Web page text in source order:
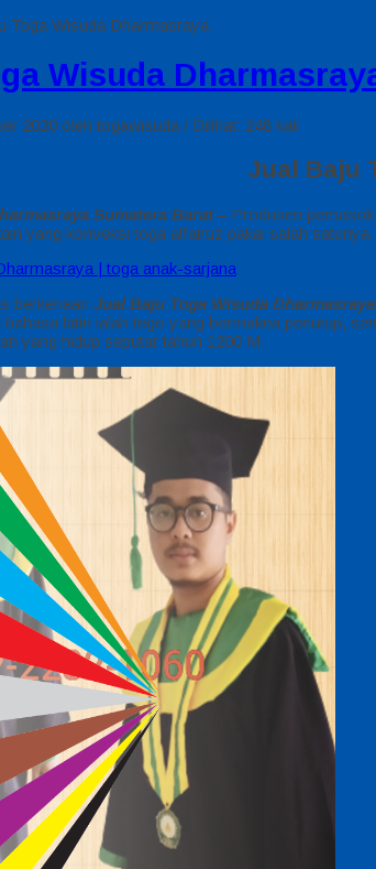
Toga Wisuda Dharmasraya
Wisuda
2020 oleh togawisuda / Dilihat: 248 kali
Jual Baju
Sumatera Barat – Produsen
yang konveksi toga alfairuz pakai salah
berkenaan Jual Baju Toga Wisuda
latin ialah tego yang bermakna penutup,
yang hidup seputar tahun 1200 M.